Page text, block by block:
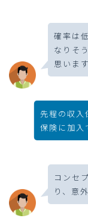
確率は
なりそ
思います
先程の収入
保険に加入
コンセ
り、意